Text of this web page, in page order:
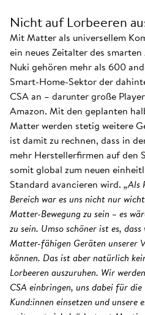
Nicht auf Lorbeeren
Mit Matter als universellem
ein neues Zeitalter des
Nuki gehören mehr als 600
Smart-Home-Sektor der
CSA an – darunter große
Amazon. Mit den geplanten
Matter werden stetig weitere
ist damit zu rechnen, dass in
mehr Herstellerfirmen auf den
somit global zum neuen
Standard avancieren wird. „Als
Bereich war es uns nicht nur
Matter-Bewegung zu sein – es
zu sein. Umso schöner ist es,
Matter-fähigen Geräten unserer
können. Das ist aber natürlich
Lorbeeren auszuruhen. Wir
CSA einbringen, uns dabei für
Kund:innen einsetzen und unsere